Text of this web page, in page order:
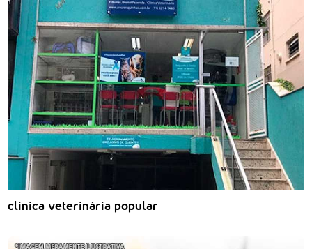
clinica veterinária popular